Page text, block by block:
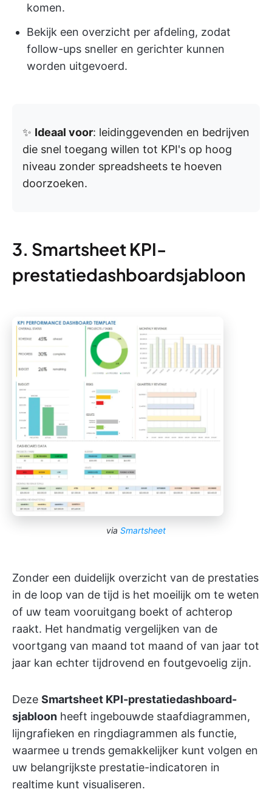
komen.
Bekijk een overzicht per afdeling, zodat
follow-ups sneller en gerichter kunnen
worden uitgevoerd.
✨ Ideaal voor: leidinggevenden en bedrijven
die snel toegang willen tot KPI's op hoog
niveau zonder spreadsheets te hoeven
doorzoeken.
3. Smartsheet KPI-
prestatiedashboardsjabloon
via Smartsheet
Zonder een duidelijk overzicht van de prestaties
in de loop van de tijd is het moeilijk om te weten
of uw team vooruitgang boekt of achterop
raakt. Het handmatig vergelijken van de
voortgang van maand tot maand of van jaar tot
jaar kan echter tijdrovend en foutgevoelig zijn.
Deze Smartsheet KPI-prestatiedashboard-
sjabloon heeft ingebouwde staafdiagrammen,
lijngrafieken en ringdiagrammen als functie,
waarmee u trends gemakkelijker kunt volgen en
uw belangrijkste prestatie-indicatoren in
realtime kunt visualiseren.